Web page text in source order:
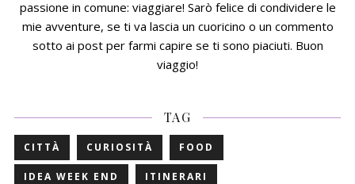
passione in comune: viaggiare! Sarò felice di condividere le
mie avventure, se ti va lascia un cuoricino o un commento
sotto ai post per farmi capire se ti sono piaciuti. Buon
viaggio!
TAG
CITTÀ CURIOSITÀ FOOD
IDEA WEEK END ITINERARI